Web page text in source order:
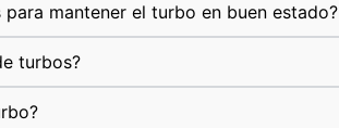
mantener el turbo en buen estado?
turbos?